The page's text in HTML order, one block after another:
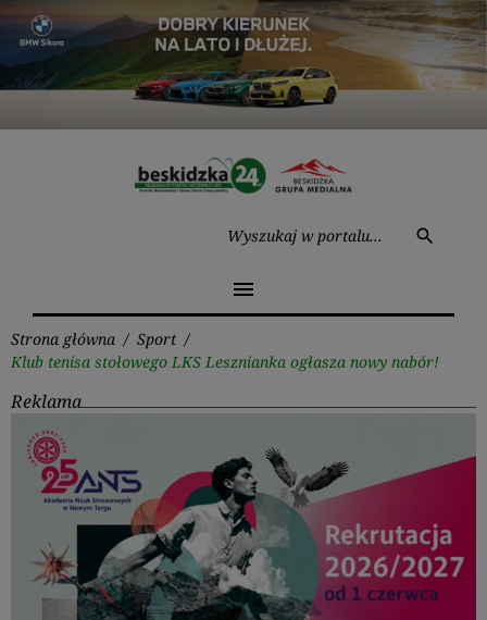
Przejdź
treści
search
menu
Strona główna / Sport /
Klub tenisa stołowego LKS Lesznianka ogłasza nowy nabór!
Reklama